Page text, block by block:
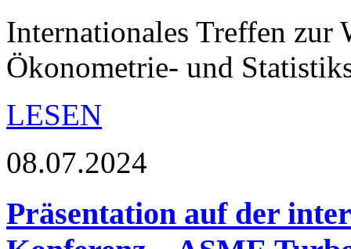
Internationales Treffen zur
Ökonometrie- und
LESEN
08.07.2024
Präsentation auf der